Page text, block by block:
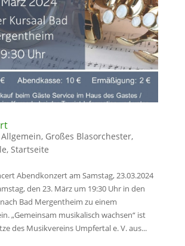
Allgemein, Großes Blasorchester,
, Startseite
Abendkonzert am Samstag, 23.03.2024
den 23. März um 19:30 Uhr in den
Bad Mergentheim zu einem
„Gemeinsam musikalisch wachsen“ ist
des Musikvereins Umpfertal e. V. aus...